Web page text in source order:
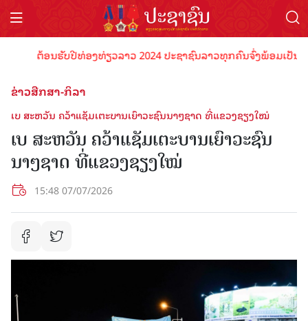
ຕ້ອນຮັບປີທ່ອງທ່ຽວລາວ 2024 ປະຊາຊົນລາວທຸກຄົນຈົ່ງພ້ອມເປັນເ
ຂ່າວສືກສາ-ກິລາ
ເບ ສະຫວັນ ຄວ້າແຊັມເຕະບານເຍົາວະຊົນນາໆຊາດ ທີ່ແຂວງຊຽງໃໝ່
ເບ ສະຫວັນ ຄວ້າແຊັມເຕະບານເຍົາວະຊົນ
ນາໆຊາດ ທີ່ແຂວງຊຽງໃໝ່
15:48 07/07/2026